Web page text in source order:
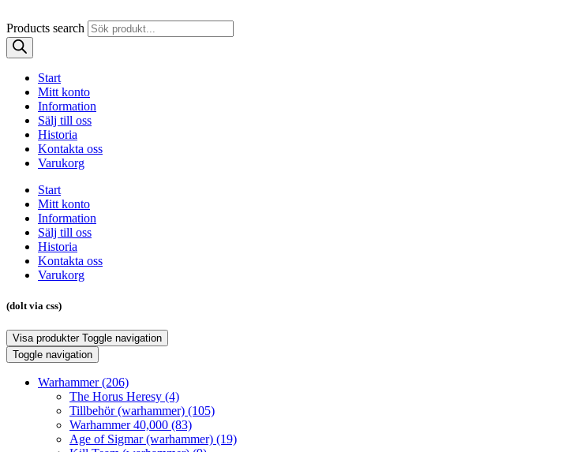
Products search
Start
Mitt konto
Information
Sälj till oss
Historia
Kontakta oss
Varukorg
Start
Mitt konto
Information
Sälj till oss
Historia
Kontakta oss
Varukorg
(dolt via css)
Visa produkter Toggle navigation
Toggle navigation
Warhammer(206)
The Horus Heresy (4)
Tillbehör (warhammer) (105)
Warhammer 40,000 (83)
Age of Sigmar (warhammer) (19)